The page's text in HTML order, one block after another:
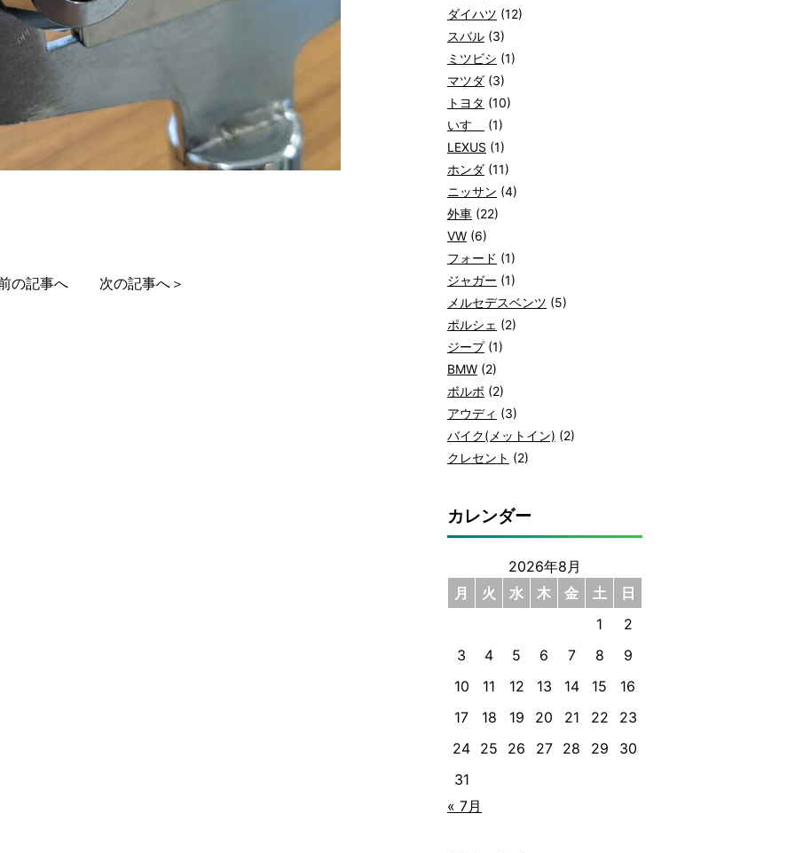
の記事へ 次の記事へ＞
ダイハツ (12)
スバル (3)
ミツビシ (1)
マツダ (3)
トヨタ (10)
いすゞ
(1)
LEXUS (1)
ホンダ (11)
ニッサン (4)
外車 (22)
VW (6)
フォード (1)
ジャガー (1)
メルセデスベンツ (5)
ポルシェ (2)
ジープ(1)
BMW (2)
ボルボ (2)
アウディ (3)
バイク(メットイン) (2)
クレセント (2)
カレンダー
2026年8月
月
火 水 木 金 土
日
1
2
3
4 5 6 7 8
9
10
11 12 13 14 15
16
17
18 19 20 21 22
23
24 25 26 27 28 29
30
31
« 7月